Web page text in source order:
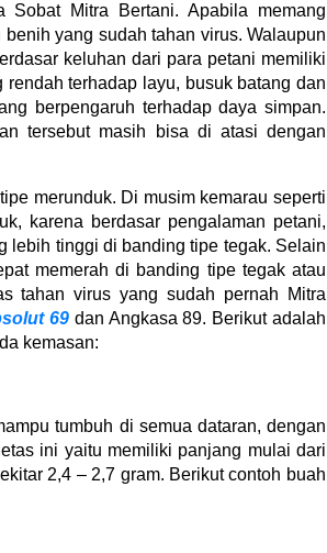
Sobat Mitra Bertani. Apabila memang
yang sudah tahan virus. Walaupun
keluhan dari para petani memiliki
terhadap layu, busuk batang dan
berpengaruh terhadap daya simpan.
tersebut masih bisa di atasi dengan
merunduk. Di musim kemarau seperti
karena berdasar pengalaman petani,
lebih tinggi di banding tipe tegak. Selain
memerah di banding tipe tegak atau
tahan virus yang sudah pernah Mitra
69dan Angkasa 89. Berikut adalah
kemasan:
tumbuh di semua dataran, dengan
ini yaitu memiliki panjang mulai dari
2,4 – 2,7 gram. Berikut contoh buah